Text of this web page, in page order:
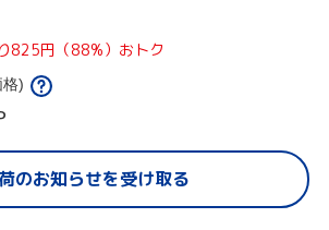
825円（88%）おトク
)
のお知らせを受け取る